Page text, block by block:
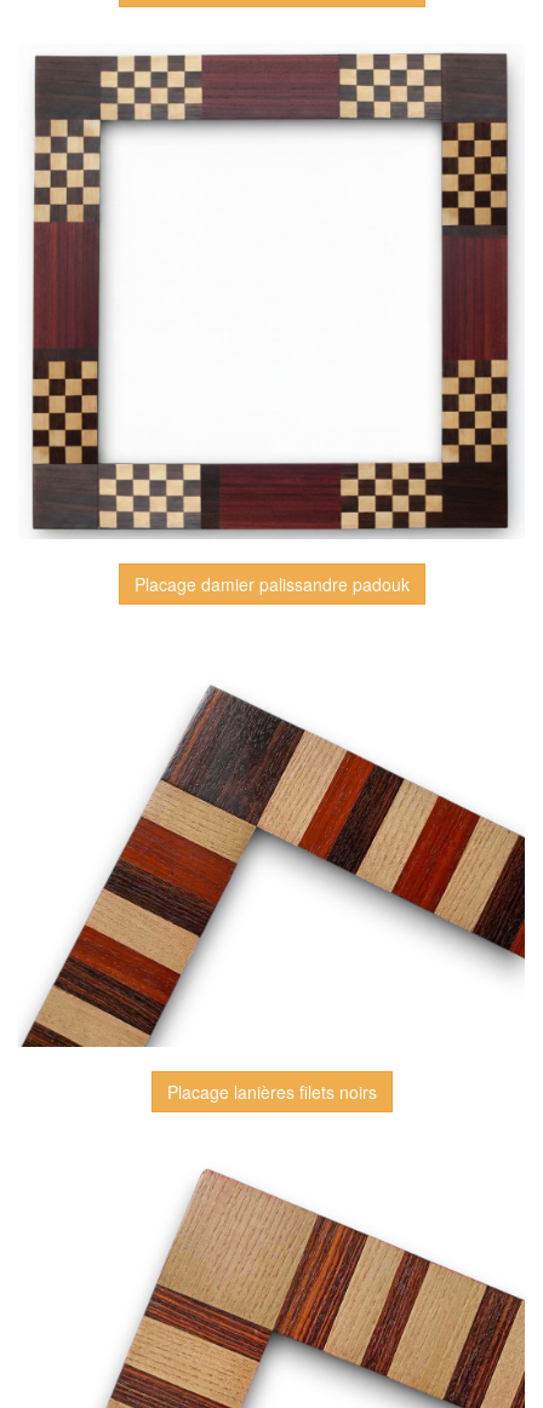
Placage damier palissandre padouk
Placage lanières filets noirs